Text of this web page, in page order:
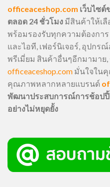
officeaceshop.com เว็บไซ
ตลอด 24 ชั่วโมง มีสินค้าให้เลื
พร้อมรองรับทุกความต้องกา
และไอที, เฟอร์นิเจอร์, อุปกร
พรีเมี่ยม สินค้าอื่นๆอีกมามาย
officeaceshop.com มั่นใจใน
คุณภาพหลากหลายแบรนด์
พัฒนาประสบการณ์การช้อป
อย่างไม่หยุดยั้ง